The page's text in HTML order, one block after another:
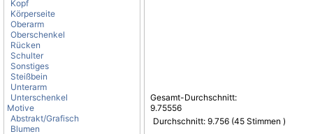
Kopf
Körperseite
Oberarm
Oberschenkel
Rücken
Schulter
Sonstiges
Steißbein
Unterarm
Unterschenkel
Motive
Abstrakt/Grafisch
Blumen
Gesamt-Durchschnitt:
9.75556
Durchschnitt: 9.756 (45 Stimmen )